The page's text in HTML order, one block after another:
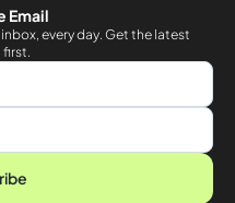
Email
every day. Get the latest